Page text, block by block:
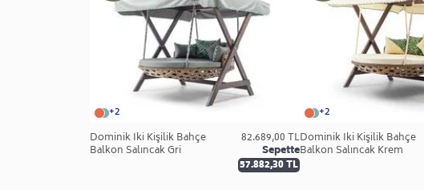
+2
Dominik İki Kişilik Bahçe
Balkon Salıncak Gri
82.689,00 TL
Sepette
57.882,30 TL
+2
Dominik İki Kişilik Bahçe
Balkon Salıncak Krem